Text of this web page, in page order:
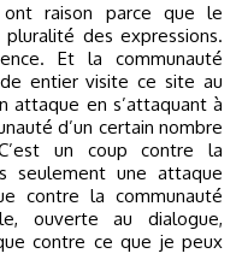
ont raison parce que le
des expressions.
Et la communauté
entier visite ce site au
attaque en s’attaquant à
d’un certain nombre
un coup contre la
seulement une attaque
contre la communauté
ouverte au dialogue,
contre ce que je peux